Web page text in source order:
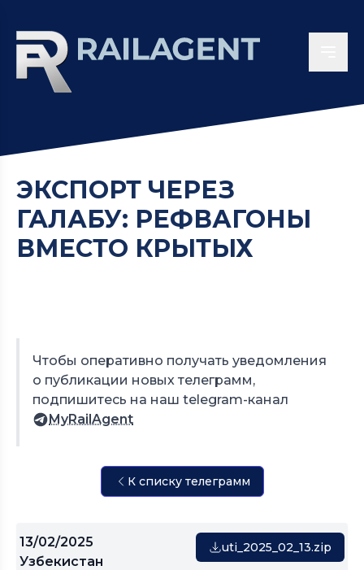
ЭКСПОРТ ЧЕРЕЗ
ГАЛАБУ: РЕФВАГОНЫ
ВМЕСТО КРЫТЫХ
Чтобы оперативно получать уведомления
о публикации новых телеграмм,
подпишитесь на наш telegram-канал
MyRailAgent
К списку телеграмм
13/02/2025
Узбекистан
uti_2025_02_13.zip